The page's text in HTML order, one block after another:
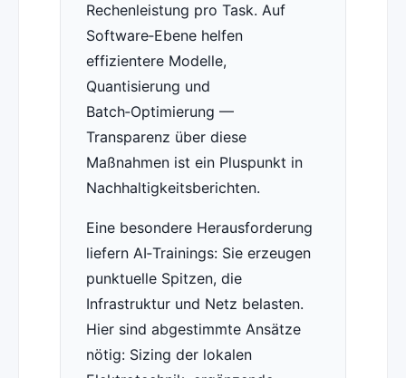
Rechenleistung pro Task. Auf
Software‑Ebene helfen
effizientere Modelle,
Quantisierung und
Batch‑Optimierung —
Transparenz über diese
Maßnahmen ist ein Pluspunkt in
Nachhaltigkeitsberichten.
Eine besondere Herausforderung
liefern AI‑Trainings: Sie erzeugen
punktuelle Spitzen, die
Infrastruktur und Netz belasten.
Hier sind abgestimmte Ansätze
nötig: Sizing der lokalen